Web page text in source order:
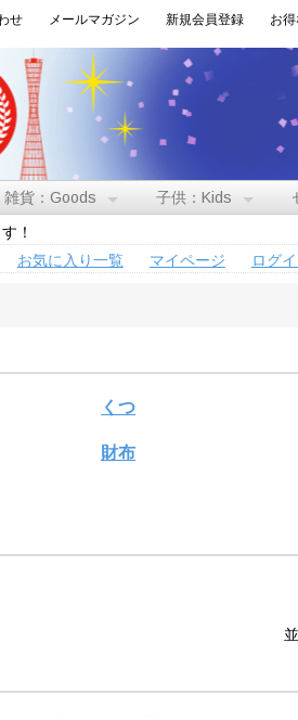
せ メールマガジン 新規会員登録 お得
雑貨：Goods 子供：Kids
！
お気に入り一覧
マイページ ログ
くつ
財布